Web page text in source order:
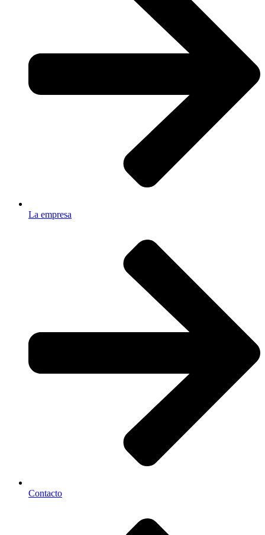
La empresa
Contacto